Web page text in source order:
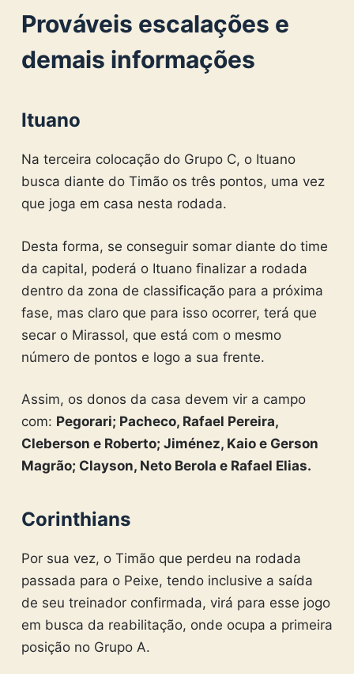
Prováveis escalações e
demais informações
Ituano
Na terceira colocação do Grupo C, o Ituano
busca diante do Timão os três pontos, uma vez
que joga em casa nesta rodada.
Desta forma, se conseguir somar diante do time
da capital, poderá o Ituano finalizar a rodada
dentro da zona de classificação para a próxima
fase, mas claro que para isso ocorrer, terá que
secar o Mirassol, que está com o mesmo
número de pontos e logo a sua frente.
Assim, os donos da casa devem vir a campo
com: Pegorari; Pacheco, Rafael Pereira,
Cleberson e Roberto; Jiménez, Kaio e Gerson
Magrão; Clayson, Neto Berola e Rafael Elias.
Corinthians
Por sua vez, o Timão que perdeu na rodada
passada para o Peixe, tendo inclusive a saída
de seu treinador confirmada, virá para esse jogo
em busca da reabilitação, onde ocupa a primeira
posição no Grupo A.